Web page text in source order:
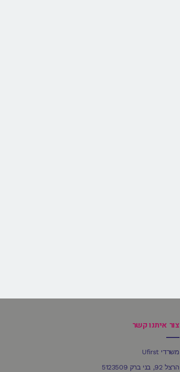
צור איתנו קשר
משרדי Ufirst
הרצל 92, בני ברק 5123509